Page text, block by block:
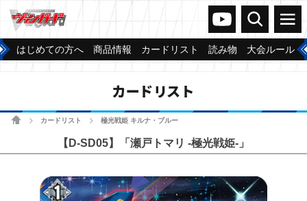
ヴァンガードch
検索 メニュー
はじめての方へ 商品情報 カードリスト 読み物 大会ルール
カードリスト
ホームカードリスト 極光戦姫 キルナ・ブルー
【D-SD05】「瀬戸トマリ -極光戦姫-」